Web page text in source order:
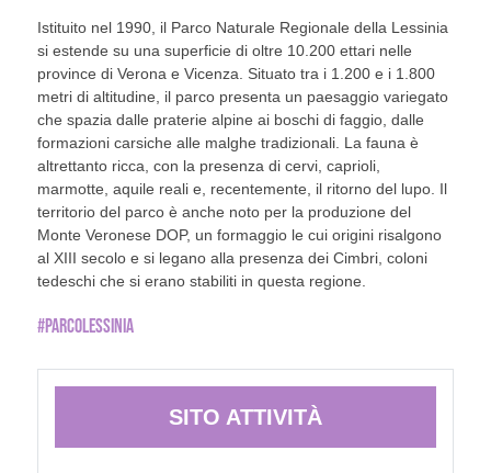
Istituito nel 1990, il Parco Naturale Regionale della Lessinia
si estende su una superficie di oltre 10.200 ettari nelle
province di Verona e Vicenza. Situato tra i 1.200 e i 1.800
metri di altitudine, il parco presenta un paesaggio variegato
che spazia dalle praterie alpine ai boschi di faggio, dalle
formazioni carsiche alle malghe tradizionali. La fauna è
altrettanto ricca, con la presenza di cervi, caprioli,
marmotte, aquile reali e, recentemente, il ritorno del lupo. Il
territorio del parco è anche noto per la produzione del
Monte Veronese DOP, un formaggio le cui origini risalgono
al XIII secolo e si legano alla presenza dei Cimbri, coloni
tedeschi che si erano stabiliti in questa regione.
#PARCOLESSINIA
SITO ATTIVITÀ